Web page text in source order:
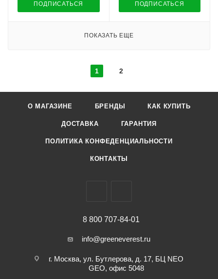
ПОДПИСАТЬСЯ ПОДПИСАТЬСЯ
ПОКАЗАТЬ ЕЩЕ
1 2
О МАГАЗИНЕ БРЕНДЫ КАК КУПИТЬ
ДОСТАВКА ГАРАНТИЯ
ПОЛИТИКА КОНФЕДЕНЦИАЛЬНОСТИ
КОНТАКТЫ
8 800 707-84-01
info@greeneverest.ru
г. Москва, ул. Бутлерова, д. 17, БЦ NEO
GEO, офис 5048